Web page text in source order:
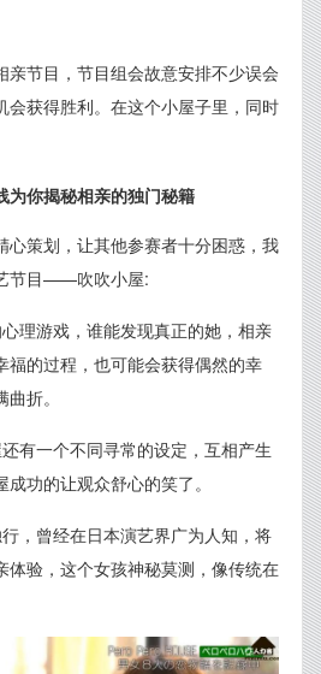
亲节目，节目组会故意安排不少误会
会获得胜利。在这个小屋子里，同时
为你揭秘相亲的独门秘籍
心策划，让其他参赛者十分困惑，我
节目——吹吹小屋:
理游戏，谁能发现真正的她，相亲
福的过程，也可能会获得偶然的幸
折。
有一个不同寻常的设定，互相产生
功的让观众舒心的笑了。
，曾经在日本演艺界广为人知，将
体验，这个女孩神秘莫测，像传统在